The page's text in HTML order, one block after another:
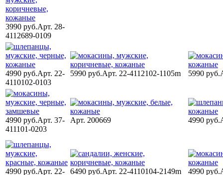
3990 руб.Арт. 28-
4112689-0109
4990 руб.Арт. 22-
4110102-0103
5990 руб.Арт. 22-4112102-1105m 5990 руб.
4990 руб.Арт. 37-
411101-0203
Арт. 200669 4990 руб.
4990 руб.Арт. 22-
6490 руб.Арт. 22-4110104-2149m 4990 руб.